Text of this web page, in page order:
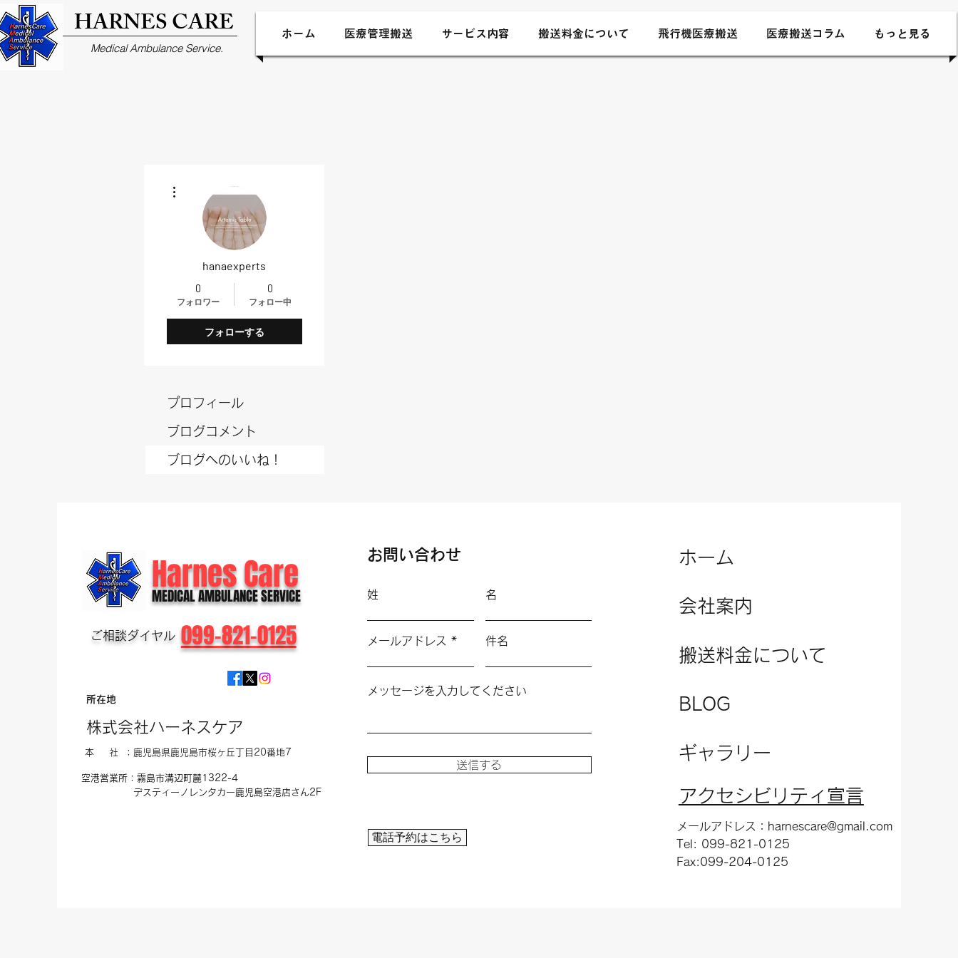
HARNES CARE
Medical Ambulance Service.
ホーム 医療管理搬送 サービス内容 搬送料金について 飛行機医療搬送 医療搬送コラム もっと見る
hanaexperts
0
フォロワー
0
フォロー中
フォローする
プロフィール
ブログコメント
ブログへのいいね！
Harnes Care
MEDICAL AMBULANCE SERVICE
​ご相談ダイヤル 099-821-0125
所在地
株式会社ハーネスケア
本 社 ：鹿児島県鹿児島市桜ヶ丘​丁目20番地7
空港営業所：霧島市溝辺町麓1322-4
​デスティーノレンタカー鹿児島空港店さん2F
お問い合わせ
姓 名
メールアドレス 件名
メッセージを入力してください
送信する
電話予約はこちら
​ホーム
会社案内
搬送料金について
​BLOG
ギャラリー
​アクセシビリティ宣言
メールアドレス： harnescare@gmail.com
Tel: 099-821-0125
Fax:099-204-0125​